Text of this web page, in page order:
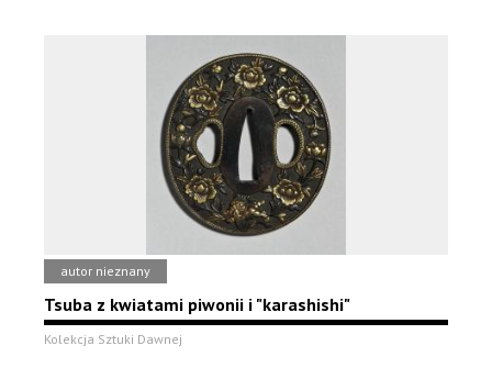
autor nieznany
Tsuba z kwiatami piwonii i "karashishi"
Kolekcja Sztuki Dawnej